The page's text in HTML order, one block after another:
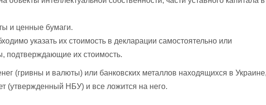
и ценные бумаги.
указать их стоимость в декларации самостоятельно или
подтверждающие их стоимость.
(гривны и валюты) или банковских металлов находящихся в Украине,
(утвержденный НБУ) и все ложится на него.